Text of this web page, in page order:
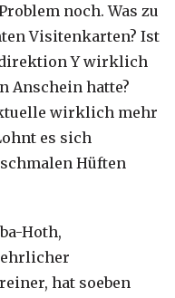
noch. Was zu
Visitenkarten? Ist
Y wirklich
Anschein hatte?
wirklich mehr
es sich
Hüften
Hoth,
hat soeben